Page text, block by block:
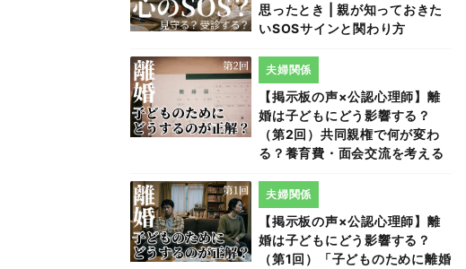
思ったとき | 親が知っておきた
いSOSサインと関わり方
【掲示板の声×公認心理師】離
婚は子どもにどう影響する？
（第2回）共同親権で何が変わ
る？養育費・面会交流を考える
夫婦関係
【掲示板の声×公認心理師】離
婚は子どもにどう影響する？
（第1回）「子どものために離婚
夫婦関係